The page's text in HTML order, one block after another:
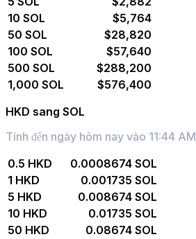
10 SOL
$5,764
50 SOL
$28,820
100 SOL
$57,640
500 SOL
$288,200
1,000 SOL
$576,400
HKD sang SOL
Tính đến ngày hôm nay vào 11:44 AM
0.5 HKD
0.0008674 SOL
1 HKD
0.001735 SOL
5 HKD
0.008674 SOL
10 HKD
0.01735 SOL
50 HKD
0.08674 SOL